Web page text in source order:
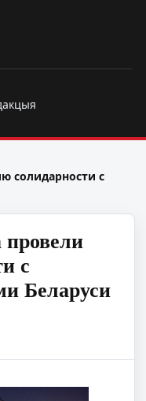
солидарности с
с
Беларуси